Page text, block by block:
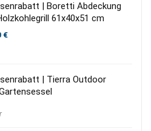
| Boretti Abdeckung
61x40x51 cm
€Aktueller
| Tierra Outdoor